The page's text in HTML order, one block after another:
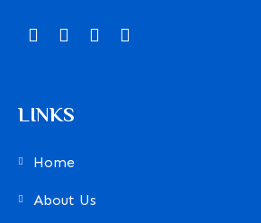
LINKS
Home
About Us